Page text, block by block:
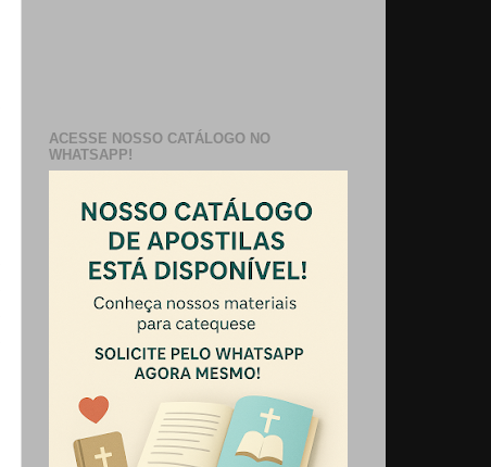
ACESSE NOSSO CATÁLOGO NO
WHATSAPP!